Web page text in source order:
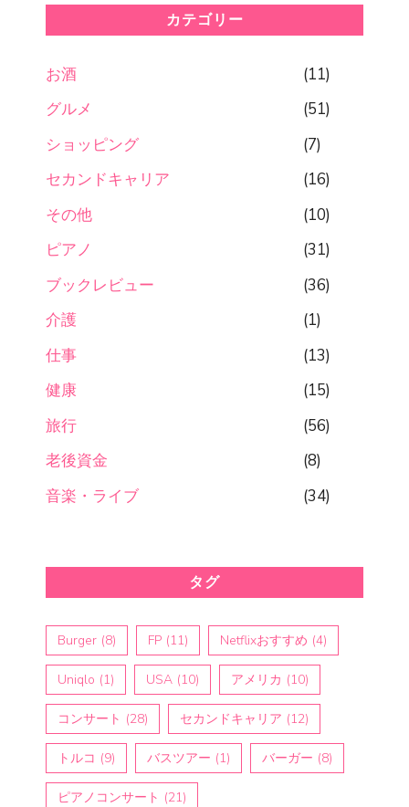
カテゴリー
お酒
(11)
グルメ
(51)
ショッピング
(7)
セカンドキャリア
(16)
その他
(10)
ピアノ
(31)
ブックレビュー
(36)
介護
(1)
仕事
(13)
健康
(15)
旅行
(56)
老後資金
(8)
音楽・ライブ
(34)
タグ
Burger (8) FP (11) Netflixおすすめ (4)
Uniqlo (1) USA (10) アメリカ (10)
コンサート (28) セカンドキャリア (12)
トルコ (9) バスツアー (1) バーガー (8)
ピアノコンサート (21)